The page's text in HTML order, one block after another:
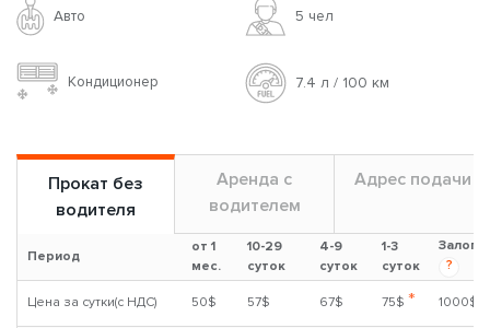
Авто 5 чел
Кондиционер 7.4 л / 100 км
Прокат без
водителя
Аренда с
водителем
Адрес подачи
Период
от 1
мес.
10-29
суток
4-9
суток
1-3
суток
Залог
?
Цена за сутки(с НДС) 50$ 57$ 67$ 75$ * 1000$